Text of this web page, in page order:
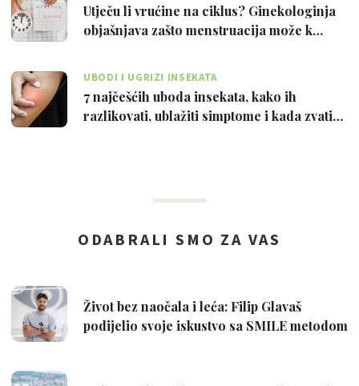
Utječu li vrućine na ciklus? Ginekologinja
objašnjava zašto menstruacija može k…
UBODI I UGRIZI INSEKATA
7 najčešćih uboda insekata, kako ih
razlikovati, ublažiti simptome i kada zvati…